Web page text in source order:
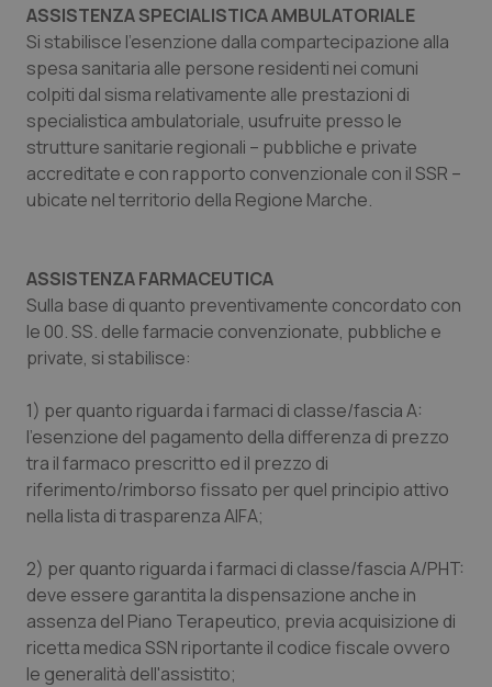
Sardegna
Sicilia
Toscana
Umbria
Veneto
Malattia di Crohn & Rettocolite Ulcerosa
Neuroscienze & patologie neurodegenerative
Obesità
Oftalmologia
Oncoematologia
Oncologia & Nutrizione
Psoriasi & pelle
Quotidiano Cardiologia
Quotidiano Chirurgia
Quotidiano Oncologia
Quotidiano Pediatria
ASSISTENZA SPECIALISTICA AMBULATORIALE
Si stabilisce l'esenzione dalla compartecipazione alla
spesa sanitaria alle persone residenti nei comuni
colpiti dal sisma relativamente alle prestazioni di
specialistica ambulatoriale, usufruite presso le
strutture sanitarie regionali – pubbliche e private
accreditate e con rapporto convenzionale con il SSR –
ubicate nel territorio della Regione Marche.
ASSISTENZA FARMACEUTICA
Sulla base di quanto preventivamente concordato con
le 00. SS. delle farmacie convenzionate, pubbliche e
private, si stabilisce:
1) per quanto riguarda i farmaci di classe/fascia A:
l'esenzione del pagamento della differenza di prezzo
tra il farmaco prescritto ed il prezzo di
riferimento/rimborso fissato per quel principio attivo
nella lista di trasparenza AIFA;
2) per quanto riguarda i farmaci di classe/fascia A/PHT:
deve essere garantita la dispensazione anche in
assenza del Piano Terapeutico, previa acquisizione di
ricetta medica SSN riportante il codice fiscale ovvero
le generalità dell'assistito;